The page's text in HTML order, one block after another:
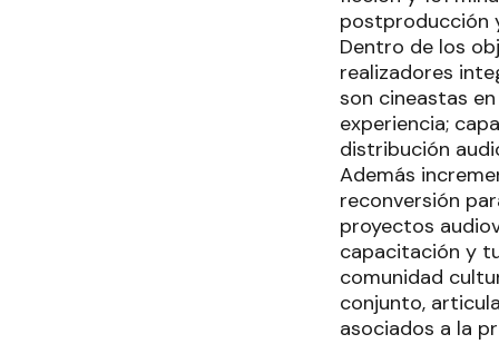
postproducción
Dentro de los
realizadores
son cineastas
experiencia;
distribución
Además
reconversión
proyectos
capacitación y
comunidad
conjunto,
asociados a la